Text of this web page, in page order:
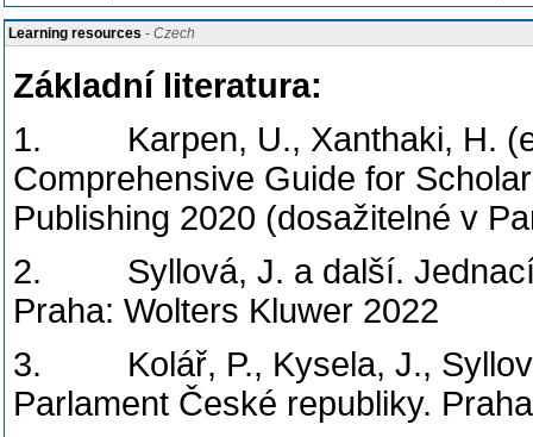
Learning resources - Czech
Základní literatura:
1. Karpen, U., Xanthaki, H.
Comprehensive Guide for
Publishing 2020 (dosažitelné v
2. Syllová, J. a další. Jednací
Praha: Wolters Kluwer 2022
3. Kolář, P., Kysela, J.,
Parlament České republiky.